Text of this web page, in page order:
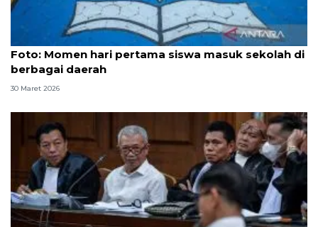
Foto: Momen hari pertama siswa masuk sekolah di
berbagai daerah
30 Maret 2026